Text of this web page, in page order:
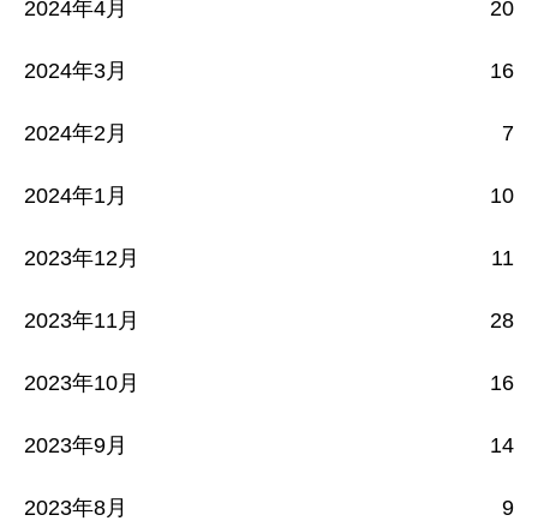
2024年4月 20
2024年3月 16
2024年2月 7
2024年1月 10
2023年12月 11
2023年11月 28
2023年10月 16
2023年9月 14
2023年8月 9